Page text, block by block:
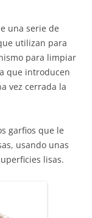
una serie de
utilizan para
para limpiar
que introducen
vez cerrada la
garfios que le
usando unas
lisas.